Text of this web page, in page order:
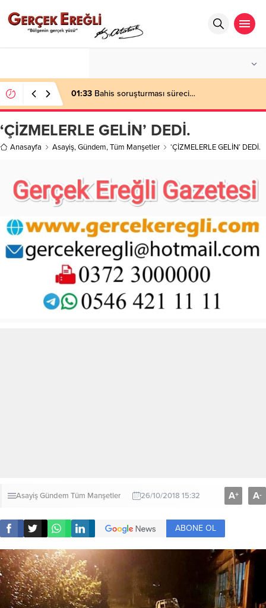
01:33 Bahis soruşturması süreci…
‘ÇİZMELERLE GELİN’ DEDİ.
Anasayfa Asayiş,Gündem,Tüm Manşetler ‘ÇİZMELERLE GELİN’ DEDİ.
AsayişGündem Tüm Manşetler 26/10/2018 15:32 A+ A-
ABONE OL